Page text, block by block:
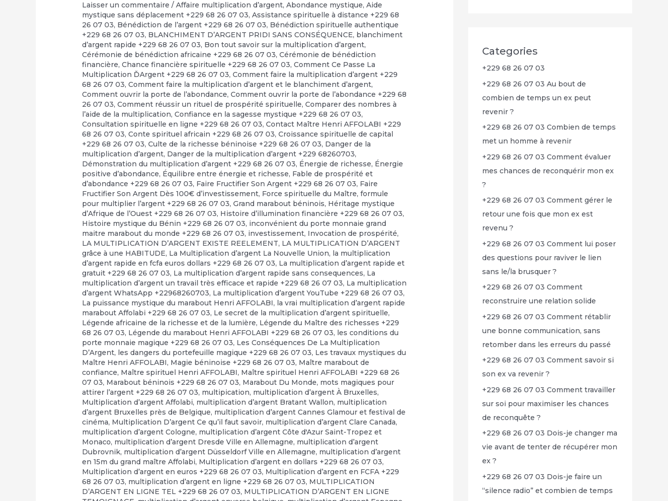
Laisser un commentaire /Affaire multiplication d’argent,Abondance mystique,Aide
mystique sans déplacement +229 68 26 07 03,Assistance spirituelle à distance +229 68
26 07 03, Bénédiction de l’argent +229 68 26 07 03, Bénédiction spirituelle authentique
+229 68 26 07 03, BLANCHIMENT D’ARGENT PRIDI SANS CONSÉQUENCE, blanchiment
d’argent rapide +229 68 26 07 03, Bon tout savoir sur la multiplication d’argent,
Cérémonie de bénédiction africaine +229 68 26 07 03,Cérémonie de bénédiction
financière,Chance financière spirituelle +229 68 26 07 03,Comment Ce Passe La
Multiplication ĎArgent +229 68 26 07 03,Comment faire la multiplication d’argent +229
68 26 07 03,Comment faire la multiplication d’argent et le blanchiment d’argent,
Comment ouvrir la porte de l’abondance,Comment ouvrir la porte de l’abondance +229 68
26 07 03,Comment réussir un rituel de prospérité spirituelle,Comparer des nombres à
l’aide de la multiplication,Confiance en la sagesse mystique +229 68 26 07 03,
Consultation spirituelle en ligne +229 68 26 07 03,Contact Maître Henri AFFOLABI +229
68 26 07 03,Conte spirituel africain +229 68 26 07 03,Croissance spirituelle de capital
+229 68 26 07 03,Culte de la richesse béninoise +229 68 26 07 03, Danger de la
multiplication d’argent, Danger de la multiplication d’argent +229 68260703,
Démonstration du multiplication d’argent +229 68 26 07 03, Énergie de richesse, Énergie
positive d’abondance, Équilibre entre énergie et richesse, Fable de prospérité et
d’abondance +229 68 26 07 03, Faire Fructifier Son Argent +229 68 26 07 03, Faire
Fructifier Son Argent Dès 100€ d’investissement, Force spirituelle du Maître,formule
pour multiplier l’argent +229 68 26 07 03,Grand marabout béninois, Héritage mystique
d’Afrique de l’Ouest +229 68 26 07 03, Histoire d’illumination financière +229 68 26 07 03,
Histoire mystique du Bénin +229 68 26 07 03, inconvénient du porte monnaie grand
maitre marabout du monde +229 68 26 07 03, investissement, Invocation de prospérité,
LA MULTIPLICATION D’ARGENT EXISTE REELEMENT, LA MULTIPLICATION D’ARGENT
grâce à une HABITUDE, La Multiplication d’argent La Nouvelle Union, la multiplication
d’argent rapide en fcfa euros dollars +229 68 26 07 03, La multiplication d’argent rapide et
gratuit +229 68 26 07 03, La multiplication d’argent rapide sans consequences, La
multiplication d’argent un travail très efficace et rapide +229 68 26 07 03, La multiplication
d’argent WhatsApp +22968260703, La multiplication d’argent YouTube +229 68 26 07 03,
La puissance mystique du marabout Henri AFFOLABI, la vrai multiplication d’argent rapide
marabout Affolabi +229 68 26 07 03, Le secret de la multiplication d’argent spirituelle,
Légende africaine de la richesse et de la lumière, Légende du Maître des richesses +229
68 26 07 03, Légende du marabout Henri AFFOLABI +229 68 26 07 03, les conditions du
porte monnaie magique +229 68 26 07 03, Les Conséquences De La Multiplication
D’Argent, les dangers du portefeuille magique +229 68 26 07 03, Les travaux mystiques du
Maître Henri AFFOLABI, Magie béninoise +229 68 26 07 03, Maître marabout de
confiance, Maître spirituel Henri AFFOLABI, Maître spirituel Henri AFFOLABI +229 68 26
07 03, Marabout béninois +229 68 26 07 03, Marabout Du Monde, mots magiques pour
attirer l’argent +229 68 26 07 03, multipication, multiplication d’argent À Bruxelles,
Multiplication d’argent Affolabi, multiplication d’argent Bratant Wallon, multiplication
d’argent Bruxelles près de Belgique, multiplication d’argent Cannes Glamour et festival de
cinéma, Multiplication D’argent Ce qu’il faut savoir, multiplication d’argent Clare Canada,
multiplication d’argent Cologne, multiplication d’argent Côte d'Azur Saint-Tropez et
Monaco, multiplication d’argent Dresde Ville en Allemagne, multiplication d’argent
Dubrovnik, multiplication d’argent Düsseldorf Ville en Allemagne, multiplication d’argent
en 15m du grand maître Affolabi, Multiplication d’argent en dollars +229 68 26 07 03,
Multiplication d’argent en euros +229 68 26 07 03, Multiplication d’argent en FCFA +229
68 26 07 03, multiplication d’argent en ligne +229 68 26 07 03, MULTIPLICATION
D’ARGENT EN LIGNE TEL +229 68 26 07 03, MULTIPLICATION D’ARGENT EN LIGNE
Categories
+229 68 26 07 03
+229 68 26 07 03 Au bout de
combien de temps un ex peut
revenir ?
+229 68 26 07 03 Combien de temps
met un homme à revenir
+229 68 26 07 03 Comment évaluer
mes chances de reconquérir mon ex
?
+229 68 26 07 03 Comment gérer le
retour une fois que mon ex est
revenu ?
+229 68 26 07 03 Comment lui poser
des questions pour raviver le lien
sans le/la brusquer ?
+229 68 26 07 03 Comment
reconstruire une relation solide
+229 68 26 07 03 Comment rétablir
une bonne communication, sans
retomber dans les erreurs du passé
+229 68 26 07 03 Comment savoir si
son ex va revenir ?
+229 68 26 07 03 Comment travailler
sur soi pour maximiser les chances
de reconquête ?
+229 68 26 07 03 Dois-je changer ma
vie avant de tenter de récupérer mon
ex ?
+229 68 26 07 03 Dois-je faire un
“silence radio” et combien de temps